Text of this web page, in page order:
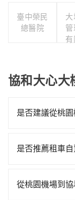
臺中榮民
總醫院
協和大心大
是否建議從桃
費時、轉車麻煩
400元、車程約
是否推薦租車
時不需要閉目養
從桃園機場到